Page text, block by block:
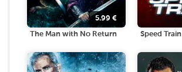
5.99 €
The Man with No Return Speed Train